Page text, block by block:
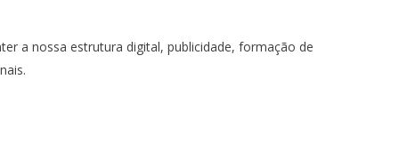
a nossa estrutura digital, publicidade, formação de